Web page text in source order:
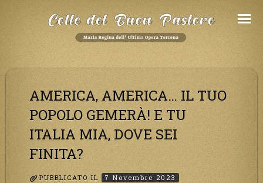
AMERICA, AMERICA… IL TUO
POPOLO GEMERÀ! E TU
ITALIA MIA, DOVE SEI
FINITA?
PUBBLICATO IL 7 Novembre 2023